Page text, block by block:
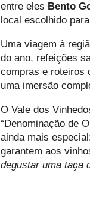
entre eles Bento
local escolhido
Uma viagem à
do ano, refeições
compras e roteiros
uma imersão
O Vale dos
“Denominação de
ainda mais
garantem aos
degustar uma taça